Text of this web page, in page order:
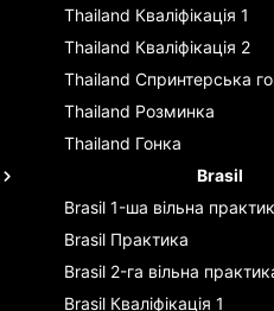
Thailand Кваліфікація 1
Thailand Кваліфікація 2
Thailand Спринтерська
Thailand Розминка
Thailand Гонка
Brasil
Brasil 1-ша вільна
Brasil Практика
Brasil 2-га вільна
Brasil Кваліфікація 1